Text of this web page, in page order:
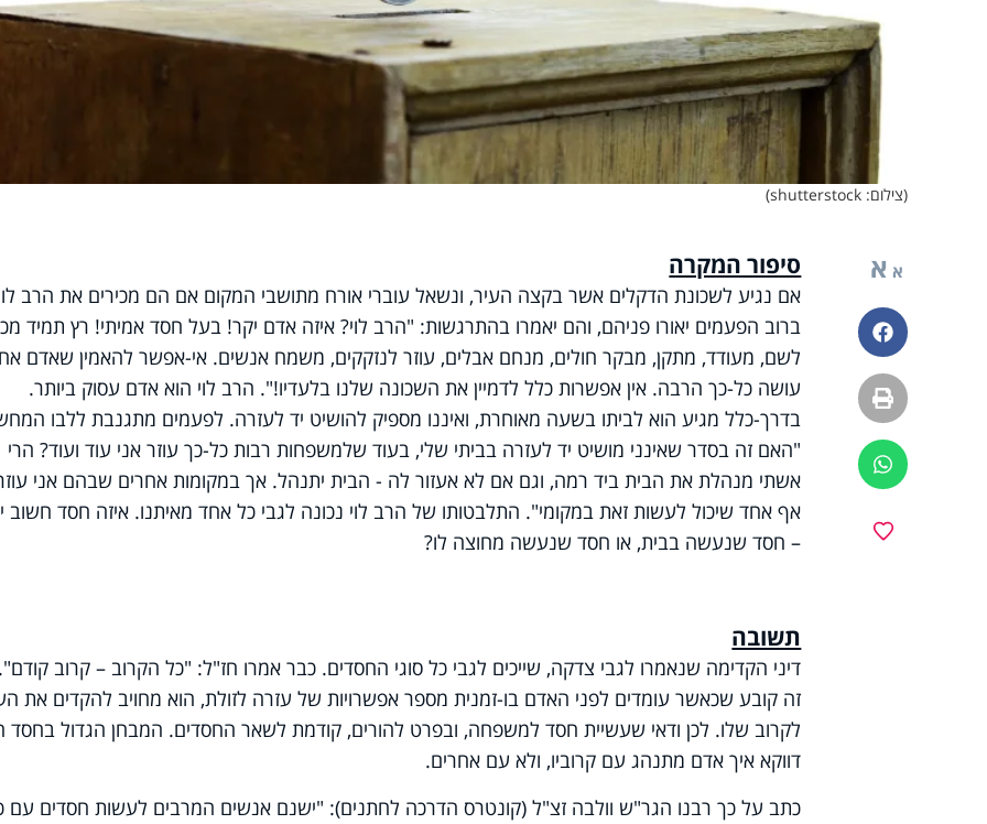
(צילום: shutterstock)
א א
פייסבוק
הדפסה
ווטסאפ
סיפור המקרה
אם נגיע לשכונת הדקלים אשר בקצה העיר, ונשאל עוברי אורח מתושבי המקום אם הם מכירים את הרב
ברוב הפעמים יאורו פניהם, והם יאמרו בהתרגשות: "הרב לוי? איזה אדם יקר! בעל חסד אמיתי! רץ תמיד
לשם, מעודד, מתקן, מבקר חולים, מנחם אבלים, עוזר לנזקקים, משמח אנשים. אי-אפשר להאמין שאדם
עושה כל-כך הרבה. אין אפשרות כלל לדמיין את השכונה שלנו בלעדיו!". הרב לוי הוא אדם עסוק ביותר.
בדרך-כלל מגיע הוא לביתו בשעה מאוחרת, ואיננו מספיק להושיט יד לעזרה. לפעמים מתגנבת ללבו
"האם זה בסדר שאינני מושיט יד לעזרה בביתי שלי, בעוד שלמשפחות רבות כל-כך עוזר אני עוד ועוד? הרי
אשתי מנהלת את הבית ביד רמה, וגם אם לא אעזור לה - הבית יתנהל. אך במקומות אחרים שבהם אני
אף אחד שיכול לעשות זאת במקומי". התלבטותו של הרב לוי נכונה לגבי כל אחד מאיתנו. איזה חסד חשוב
– חסד שנעשה בבית, או חסד שנעשה מחוצה לו?
תשובה
דיני הקדימה שנאמרו לגבי צדקה, שייכים לגבי כל סוגי החסדים. כבר אמרו חז"ל: "כל הקרוב – קרוב
זה קובע שכאשר עומדים לפני האדם בו-זמנית מספר אפשרויות של עזרה לזולת, הוא מחויב להקדים את
לקרוב שלו. לכן ודאי שעשיית חסד למשפחה, ובפרט להורים, קודמת לשאר החסדים. המבחן הגדול בחסד
דווקא איך אדם מתנהג עם קרוביו, ולא עם אחרים.
כתב על כך רבנו הגר"ש וולבה זצ"ל (קונטרס הדרכה לחתנים): "ישנם אנשים המרבים לעשות חסדים עם